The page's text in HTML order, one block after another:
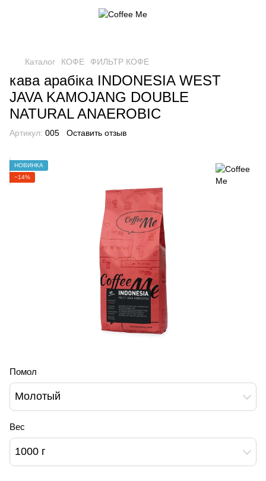
Каталог КОФЕ ФИЛЬТР КОФЕ
кава арабіка INDONESIA WEST
JAVA KAMOJANG DOUBLE
NATURAL ANAEROBIC
Артикул: 005 Оставить отзыв
НОВИНКА
−14%
Помол
Молотый
Вес
1000 г